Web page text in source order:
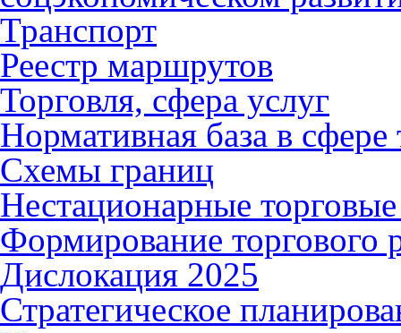
Транспорт
Реестр маршрутов
Торговля, сфера услуг
Нормативная база в сфере
Схемы границ
Нестационарные
Формирование торгового
Дислокация 2025
Стратегическое